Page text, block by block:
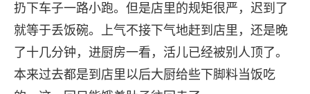
扔下车子一路小跑。但是店里的规矩很严，迟到了
就等于丢饭碗。上气不接下气地赶到店里，还是晚
了十几分钟，进厨房一看，活儿已经被别人顶了。
本来过去都是到店里以后大厨给些下脚料当饭吃